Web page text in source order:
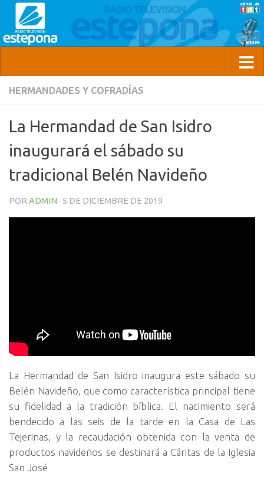
HERMANDADES Y COFRADÍAS
La Hermandad de San Isidro
inaugurará el sábado su
tradicional Belén Navideño
POR ADMIN · 5 DE DICIEMBRE DE 2019
La Hermandad de San Isidro inaugura este sábado su
Belén Navideño, que como característica principal tiene
su fidelidad a la tradición bíblica. El nacimiento será
bendecido a las seis de la tarde en la Casa de Las
Tejerinas, y la recaudación obtenida con la venta de
productos navideños se destinará a Cáritas de la Iglesia
San José